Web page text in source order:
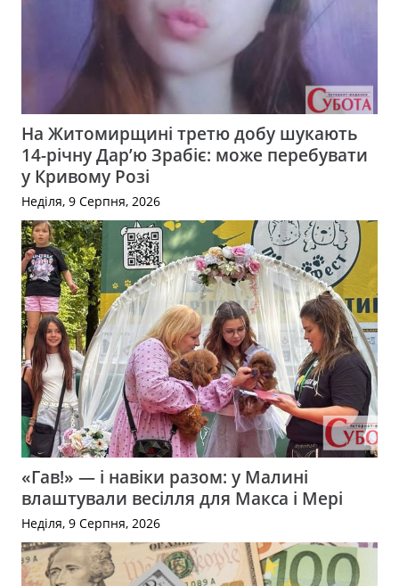
На Житомирщині третю добу шукають
14-річну Дар’ю Зрабіє: може перебувати
у Кривому Розі
Неділя, 9 Серпня, 2026
«Гав!» — і навіки разом: у Малині
влаштували весілля для Макса і Мері
Неділя, 9 Серпня, 2026